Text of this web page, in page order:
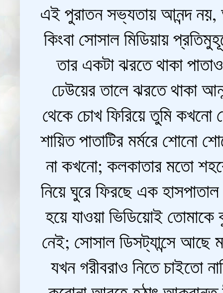
এই পুরাতন সভ্যতায় আনন্দ নয়,
কিংবা সোসাল মিডিয়ায়
তার একটা ঝরতে থাকা
ঢেউয়ের তালে ঝরতে থাকা
থেকে চোখ ফিরিয়ে তুমি
শায়িত পাতাটির মর্মরে শোনো
না কখনো; কলকাতার মতো
নিয়ে ঘুরে ফিরছে এক
হয়ে যাওয়া ভিডিয়োই
নেই; সোসাল ডিসট্যান্সে আছে
যখন গরীবরাও নিতে চাইতো